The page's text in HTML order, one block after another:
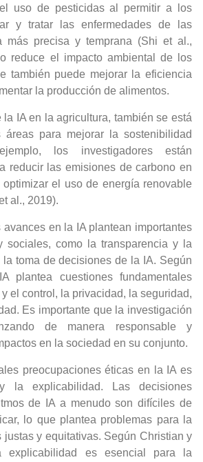
uso de pesticidas al permitir a los
y tratar las enfermedades de las
más precisa y temprana (Shi et al.,
reduce el impacto ambiental de los
también puede mejorar la eficiencia
la producción de alimentos.
IA en la agricultura, también se está
áreas para mejorar la sostenibilidad
los investigadores están
reducir las emisiones de carbono en
el uso de energía renovable
al., 2019).
avances en la IA plantean importantes
sociales, como la transparencia y la
toma de decisiones de la IA. Según
plantea cuestiones fundamentales
el control, la privacidad, la seguridad,
Es importante que la investigación
de manera responsable y
en la sociedad en su conjunto.
preocupaciones éticas en la IA es
la explicabilidad. Las decisiones
de IA a menudo son difíciles de
lo que plantea problemas para la
justas y equitativas. Según Christian y
explicabilidad es esencial para la